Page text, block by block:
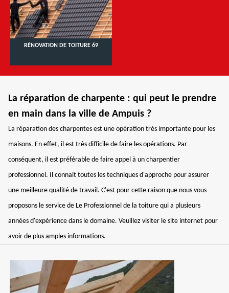
RÉNOVATION DE TOITURE 69
La réparation de charpente : qui peut le prendre
en main dans la ville de Ampuis ?
La réparation des charpentes est une opération très importante pour les
maisons. En effet, il est très difficile de faire les opérations. Par
conséquent, il est préférable de faire appel à un charpentier
professionnel. Il connait toutes les techniques d'approche pour assurer
une meilleure qualité de travail. C'est pour cette raison que nous vous
proposons le service de Le Professionnel de la toiture qui a plusieurs
années d'expérience dans le domaine. Veuillez visiter le site internet pour
avoir de plus amples informations.